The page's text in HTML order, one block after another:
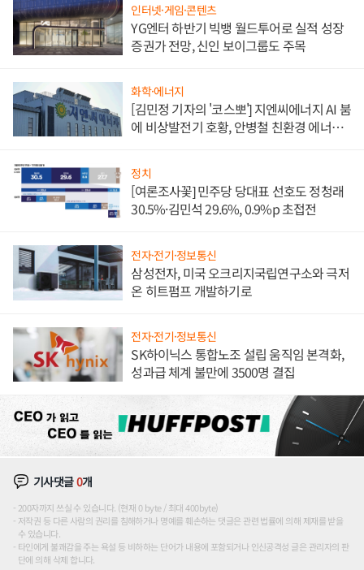
인터넷·게임·콘텐츠
YG엔터 하반기 빅뱅 월드투어로 실적 성장
증권가 전망, 신인 보이그룹도 주목
화학·에너지
[김민정 기자의 '코스뽀'] 지엔씨에너지 AI 붐
에 비상발전기 호황, 안병철 친환경 에너지
정치
[여론조사꽃] 민주당 당대표 선호도 정청래
30.5%·김민석 29.6%, 0.9%p 초접전
전자·전기·정보통신
삼성전자, 미국 오크리지국립연구소와 극저
온 히트펌프 개발하기로
전자·전기·정보통신
SK하이닉스 통합노조 설립 움직임 본격화,
성과급 체계 불만에 3500명 결집
기사댓글0개
200자까지 쓰실 수 있습니다. (현재 0 byte / 최대 400byte)
저작권 등 다른 사람의 권리를 침해하거나 명예를 훼손하는 댓글은 관련 법률에 의해 제재를 받을
수 있습니다.
타인에게 불쾌감을 주는 욕설 등 비하하는 단어가 내용에 포함되거나 인신공격성 글은 관리자의 판
단에 의해 삭제 합니다.